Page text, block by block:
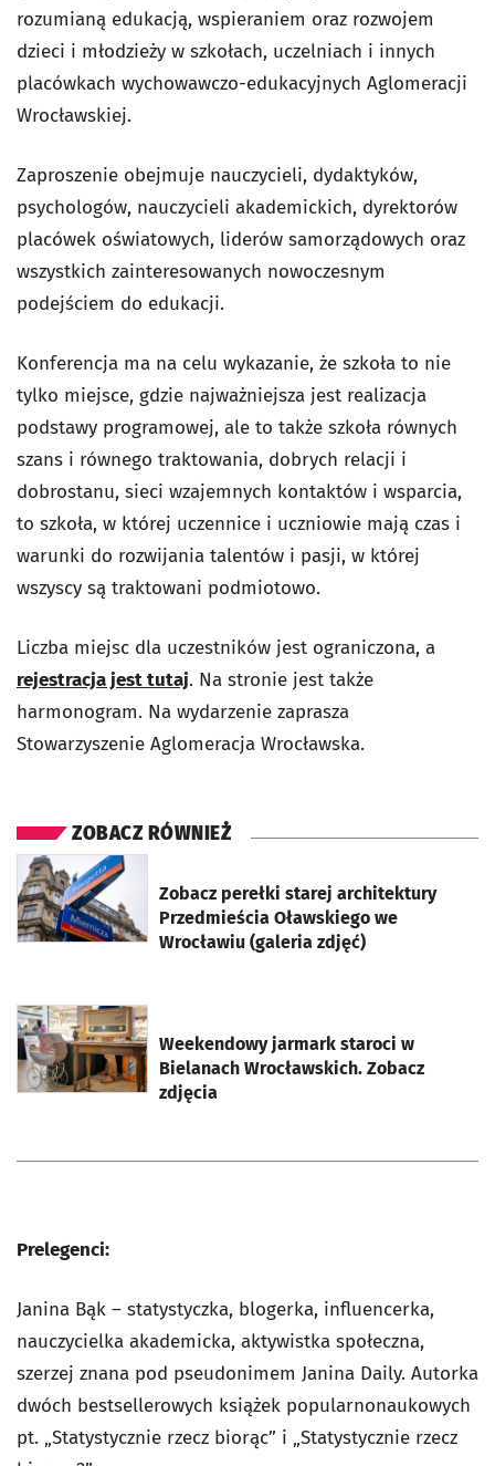
rozumianą edukacją, wspieraniem oraz rozwojem
dzieci i młodzieży w szkołach, uczelniach i innych
placówkach wychowawczo-edukacyjnych Aglomeracji
Wrocławskiej.
Zaproszenie obejmuje nauczycieli, dydaktyków,
psychologów, nauczycieli akademickich, dyrektorów
placówek oświatowych, liderów samorządowych oraz
wszystkich zainteresowanych nowoczesnym
podejściem do edukacji.
Konferencja ma na celu wykazanie, że szkoła to nie
tylko miejsce, gdzie najważniejsza jest realizacja
podstawy programowej, ale to także szkoła równych
szans i równego traktowania, dobrych relacji i
dobrostanu, sieci wzajemnych kontaktów i wsparcia,
to szkoła, w której uczennice i uczniowie mają czas i
warunki do rozwijania talentów i pasji, w której
wszyscy są traktowani podmiotowo.
Liczba miejsc dla uczestników jest ograniczona, a
rejestracja jest tutaj. Na stronie jest także
harmonogram. Na wydarzenie zaprasza
Stowarzyszenie Aglomeracja Wrocławska.
ZOBACZ RÓWNIEŻ
Zobacz perełki starej architektury
Przedmieścia Oławskiego we
Wrocławiu (galeria zdjęć)
otworzy się w nowej karcie
Weekendowy jarmark staroci w
Bielanach Wrocławskich. Zobacz
zdjęcia
otworzy się w nowej karcie
Prelegenci:
Janina Bąk – statystyczka, blogerka, influencerka,
nauczycielka akademicka, aktywistka społeczna,
szerzej znana pod pseudonimem Janina Daily. Autorka
dwóch bestsellerowych książek popularnonaukowych
pt. „Statystycznie rzecz biorąc” i „Statystycznie rzecz